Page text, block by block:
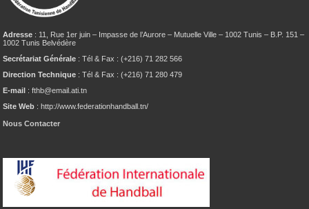
Adresse : 11, Rue 1er juin – Impasse de l’Aurore – Mutuelle Ville – 1002 Tunis – B.P. 151 –
1002 Tunis Belvédère
Secrétariat Générale : Tél & Fax : (+216) 71 282 566
Direction Technique : Tél & Fax : (+216) 71 280 479
E-mail : fthb@email.ati.tn
Site Web : http://www.federationhandball.tn/
Nous Contacter